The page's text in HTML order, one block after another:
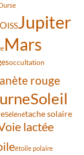
ISSJupiter
Mars
occultation
rouge
Soleil
Sélénétache solaire
lactée
étoile polaire